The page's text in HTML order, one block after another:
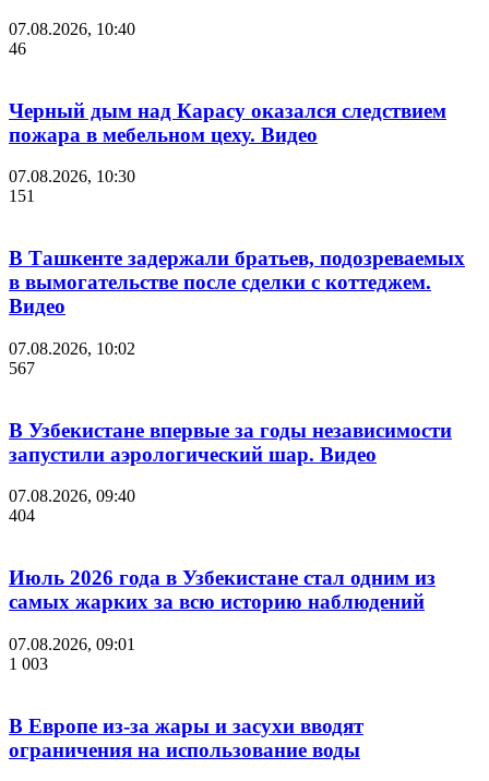
07.08.2026, 10:40
46
Черный дым над Карасу оказался следствием
пожара в мебельном цеху. Видео
07.08.2026, 10:30
151
В Ташкенте задержали братьев, подозреваемых
в вымогательстве после сделки с коттеджем.
Видео
07.08.2026, 10:02
567
В Узбекистане впервые за годы независимости
запустили аэрологический шар. Видео
07.08.2026, 09:40
404
Июль 2026 года в Узбекистане стал одним из
самых жарких за всю историю наблюдений
07.08.2026, 09:01
1 003
В Европе из-за жары и засухи вводят
ограничения на использование воды